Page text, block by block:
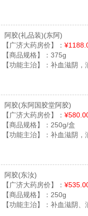
阿胶(礼品装)(东阿)
【广济大药房价】：
【商品规格】： 375g
【功能主治】： 补血滋阴，
阿胶(东阿国胶堂阿胶)
【广济大药房价】：
【商品规格】： 250g/盒
【功能主治】： 补血滋阴，
阿胶(东汝)
【广济大药房价】：
【商品规格】： 250g
【功能主治】： 补血滋阴、